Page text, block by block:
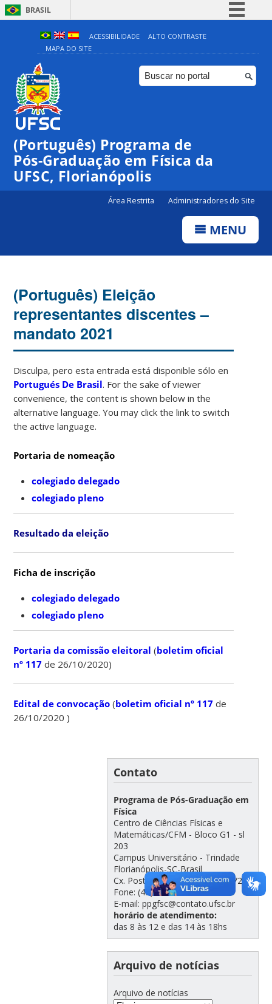
BRASIL
Simplifique!
Comunica BR
Participe
ACESSIBILIDADE
ALTO CONTRASTE
MAPA DO SITE
(Português) Programa de
Pós-Graduação em Física da
UFSC, Florianópolis
Área Restrita Administradores do Site
MENU
(Português) Eleição
representantes discentes –
mandato 2021
Disculpa, pero esta entrada está disponible sólo en
Portugués De Brasil. For the sake of viewer
convenience, the content is shown below in the
alternative language. You may click the link to switch
the active language.
Portaria de nomeação
colegiado delegado
colegiado pleno
Resultado da eleição
Ficha de inscrição
colegiado delegado
colegiado pleno
Portaria da comissão eleitoral (boletim oficial
nº 117 de 26/10/2020)
Edital de convocação (boletim oficial nº 117 de
26/10/2020 )
Contato
Programa de Pós-Graduação em
Física
Centro de Ciências Físicas e
Matemáticas/CFM - Bloco G1 - sl
203
Campus Universitário - Trindade
Florianópolis-SC-Brasil
Cx. Postal 5064 - CEP 88035-972
Fone: (48) 3721-2308
E-mail: ppgfsc@contato.ufsc.br
horário de atendimento:
das 8 às 12 e das 14 às 18hs
Arquivo de notícias
Arquivo de notícias